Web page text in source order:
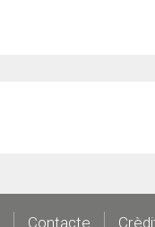
Contacte